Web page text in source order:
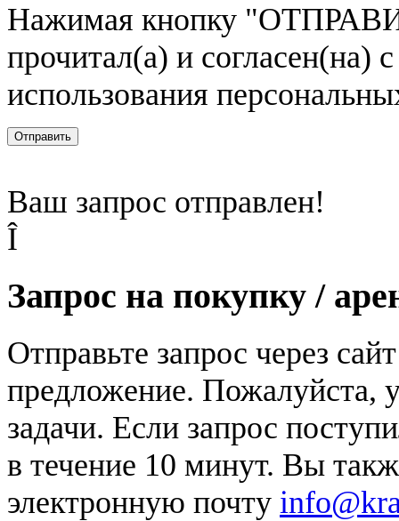
Нажимая кнопку
прочитал(а) и согласен(на)
использования
Отправить
Ваш запрос отправлен!
Î
Запрос на покупку /
Отправьте запрос через
предложение. Пожалуйста,
задачи. Если запрос
в течение 10 минут. Вы
электронную почту